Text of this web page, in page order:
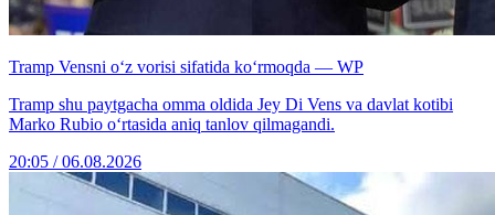
Tramp Vensni o‘z vorisi sifatida ko‘rmoqda — WP
Tramp shu paytgacha omma oldida Jey Di Vens va davlat kotibi
Marko Rubio o‘rtasida aniq tanlov qilmagandi.
20:05 / 06.08.2026